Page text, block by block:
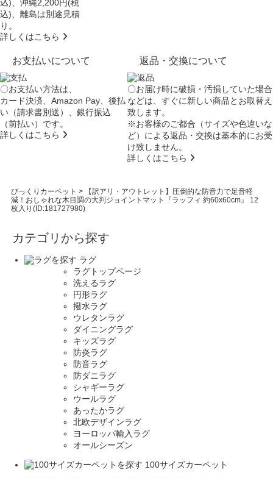
込)、沖縄2,200円(税
込)、離島は別途見積
り。
詳しくはこちら
お支払いについて
〇お支払い方法は、
カード決済、Amazon Pay、後払
い（請求書別送）、銀行振込
（前払い）です。
詳しくはこちら
返品・交換について
〇お届け時に破損・汚損していた場合
などは、すぐに新しい商品とお取替え
致します。
※お客様のご都合（サイズや色違いな
ど）による返品・交換は基本的にお受
け致しません。
詳しくはこちら
びっくりカーペット >
【訳アリ・アウトレット】圧倒的な防音力で足音軽
減！おしゃれな木目調の大判ジョイントマット『ラッフィ 約60x60cm』 12
枚入り(ID:181727980)
カテゴリから探す
ラグ
ラグトップページ
洗えるラグ
円形ラグ
撥水ラグ
ウレタンラグ
ダイニングラグ
キッズラグ
防炎ラグ
防音ラグ
防ダニラグ
シャギーラグ
ウールラグ
あったかラグ
北欧デザインラグ
ヨーロッパ輸入ラグ
オールシーズン
100サイズカーペット